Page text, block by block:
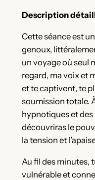
Description
Cette séance est
genoux,
un voyage où seul
regard, ma voix et
et te captivent, te
soumission totale.
hypnotiques et
découvriras le
la tension et
Au fil des minutes,
vulnérable et